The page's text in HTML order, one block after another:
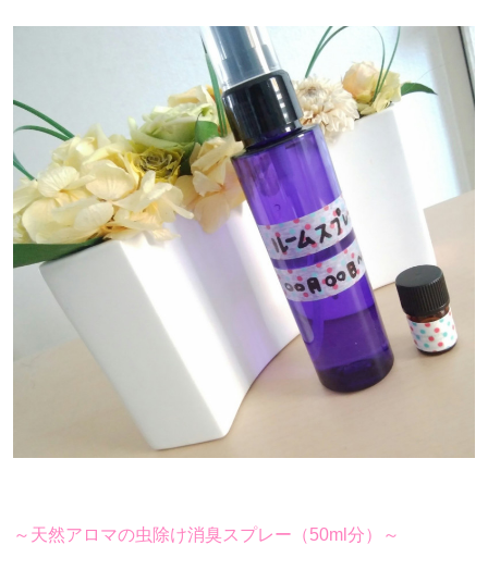
～天然アロマの虫除け消臭スプレー（50ml分）～